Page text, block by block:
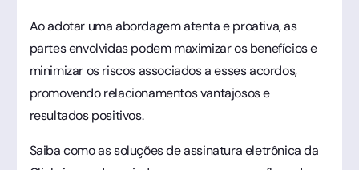
Ao adotar uma abordagem atenta e proativa, as
partes envolvidas podem maximizar os benefícios e
minimizar os riscos associados a esses acordos,
promovendo relacionamentos vantajosos e
resultados positivos.
Saiba como as soluções de assinatura eletrônica da